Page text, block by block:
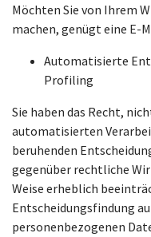
Möchten Sie von Ihrem
machen, genügt eine E-
Automatisierte
Profiling
Sie haben das Recht,
automatisierten
beruhenden
gegenüber rechtliche
Weise erheblich
Entscheidungsfindung
personenbezogenen